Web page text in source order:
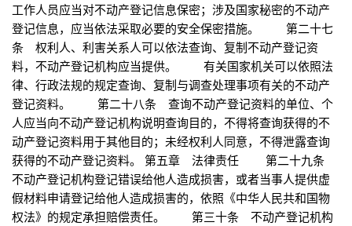
工作人员应当对不动产登记信息保密；涉及国家秘密的不动产
登记信息，应当依法采取必要的安全保密措施。 第二十七
条 权利人、利害关系人可以依法查询、复制不动产登记资
料，不动产登记机构应当提供。 有关国家机关可以依照法
律、行政法规的规定查询、复制与调查处理事项有关的不动产
登记资料。 第二十八条 查询不动产登记资料的单位、个
人应当向不动产登记机构说明查询目的，不得将查询获得的不
动产登记资料用于其他目的；未经权利人同意，不得泄露查询
获得的不动产登记资料。 第五章 法律责任 第二十九条
不动产登记机构登记错误给他人造成损害，或者当事人提供虚
假材料申请登记给他人造成损害的，依照《中华人民共和国物
权法》的规定承担赔偿责任。 第三十条 不动产登记机构